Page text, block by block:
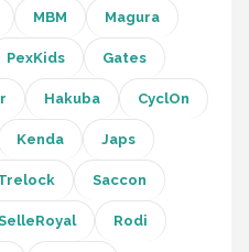
MBM Magura
PexKids Gates
Hakuba CyclOn
Kenda Japs
Saccon
Rodi